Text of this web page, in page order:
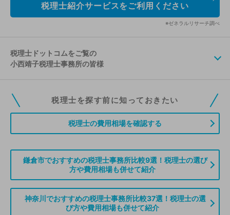
税理士紹介サービスをご利用ください
※ゼネラルリサーチ調べ
税理士ドットコムをご覧の
小西靖子税理士事務所の皆様
税理士ドットコムの無料会員にご登録いただくと、貴事務所の情報を編集し
ていただくことができます。また、税理士をお探しの方との接点をご提供す
無料登録のご案内はこちら
税理士を探す前に知っておきたい
税理士の費用相場を確認する
鎌倉市でおすすめの税理士事務所比較9選！税理士の選び
方や費用相場も併せて紹介
神奈川でおすすめの税理士事務所比較37選！税理士の選
び方や費用相場も併せて紹介